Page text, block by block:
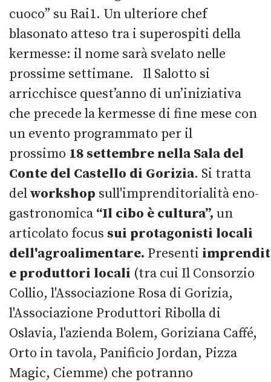
cuoco” su Rai1. Un ulteriore chef
blasonato atteso tra i superospiti della
kermesse: il nome sarà svelato nelle
prossime settimane. Il Salotto si
arricchisce quest’anno di un’iniziativa
che precede la kermesse di fine mese con
un evento programmato per il
prossimo 18 settembre nella Sala del
Conte del Castello di Gorizia. Si tratta
delworkshop sull'imprenditorialità eno-
gastronomica “Il cibo è cultura”, un
articolato focus sui protagonisti locali
dell'agroalimentare. Presenti
e produttori locali (tra cui Il Consorzio
Collio, l'Associazione Rosa di Gorizia,
l'Associazione Produttori Ribolla di
Oslavia, l'azienda Bolem, Goriziana Caffé,
Orto in tavola, Panificio Jordan, Pizza
Magic, Ciemme) che potranno